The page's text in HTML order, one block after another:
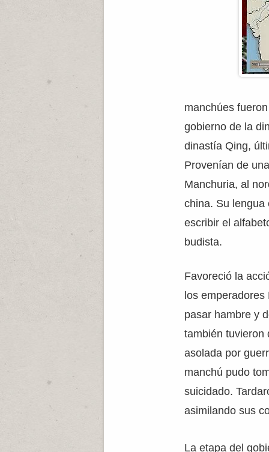
manchúes
gobierno de la
dinastía Qing,
Provenían de
Manchuria, al
china. Su lengua
escribir el
budista.
Favoreció la
los
pasar hambre y
también tuvieron
asolada por
manchú pudo
suicidado.
asimilando sus
La etapa del